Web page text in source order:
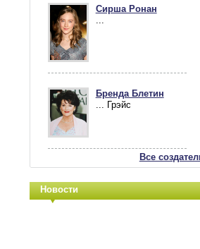
Сирша Ронан
Бренда Блетин
... Грэйс
Все
Новости